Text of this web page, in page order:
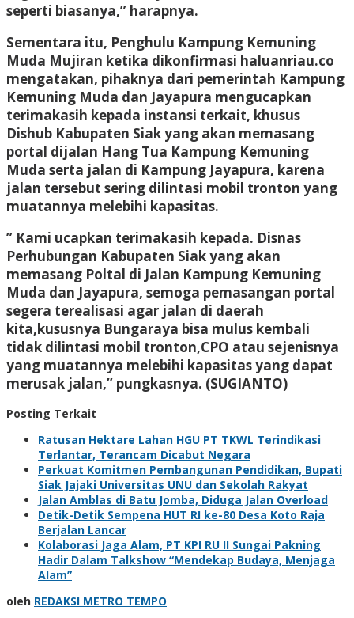
seperti biasanya,” harapnya.
Sementara itu, Penghulu Kampung Kemuning
Muda Mujiran ketika dikonfirmasi haluanriau.co
mengatakan, pihaknya dari pemerintah Kampung
Kemuning Muda dan Jayapura mengucapkan
terimakasih kepada instansi terkait, khusus
Dishub Kabupaten Siak yang akan memasang
portal dijalan Hang Tua Kampung Kemuning
Muda serta jalan di Kampung Jayapura, karena
jalan tersebut sering dilintasi mobil tronton yang
muatannya melebihi kapasitas.
” Kami ucapkan terimakasih kepada. Disnas
Perhubungan Kabupaten Siak yang akan
memasang Poltal di Jalan Kampung Kemuning
Muda dan Jayapura, semoga pemasangan portal
segera terealisasi agar jalan di daerah
kita,kususnya Bungaraya bisa mulus kembali
tidak dilintasi mobil tronton,CPO atau sejenisnya
yang muatannya melebihi kapasitas yang dapat
merusak jalan,” pungkasnya. (SUGIANTO)
Posting Terkait
Ratusan Hektare Lahan HGU PT TKWL Terindikasi
Terlantar, Terancam Dicabut Negara
Perkuat Komitmen Pembangunan Pendidikan, Bupati
Siak Jajaki Universitas UNU dan Sekolah Rakyat
Jalan Amblas di Batu Jomba, Diduga Jalan Overload
Detik-Detik Sempena HUT RI ke-80 Desa Koto Raja
Berjalan Lancar
Kolaborasi Jaga Alam, PT KPI RU II Sungai Pakning
Hadir Dalam Talkshow “Mendekap Budaya, Menjaga
Alam”
oleh REDAKSI METRO TEMPO